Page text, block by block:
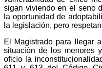
sigan viviendo en el seno
la oportunidad de
la legislación, pero
El Magistrado para llegar
situación de los menores
oficio la